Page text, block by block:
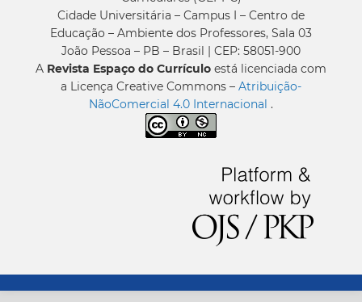
Cidade Universitária – Campus I – Centro de
Educação – Ambiente dos Professores, Sala 03
João Pessoa – PB – Brasil | CEP: 58051-900
A Revista Espaço do Currículo está licenciada com
a Licença Creative Commons – Atribuição-
NãoComercial 4.0 Internacional .